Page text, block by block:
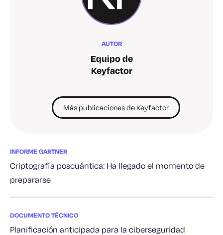
AUTOR
Equipo de
Keyfactor
Más publicaciones de Keyfactor
INFORME GARTNER
Criptografía poscuántica: Ha llegado el momento de
prepararse
DOCUMENTO TÉCNICO
Planificación anticipada para la ciberseguridad